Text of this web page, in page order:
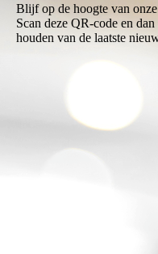
Blijf op de hoogte van
Scan deze QR-code en
houden van de laatste